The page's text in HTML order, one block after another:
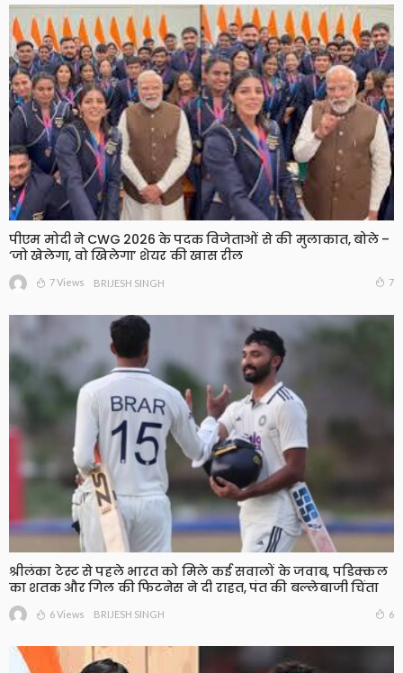
पीएम मोदी ने CWG 2026 के पदक विजेताओं से की मुलाकात, बोले –
‘जो खेलेगा, वो खिलेगा’ शेयर की खास रील
7 Views BRIJESH SINGH 7
श्रीलंका टेस्ट से पहले भारत को मिले कई सवालों के जवाब, पडिक्कल
का शतक और गिल की फिटनेस ने दी राहत, पंत की बल्लेबाजी चिंता
6 Views BRIJESH SINGH 6